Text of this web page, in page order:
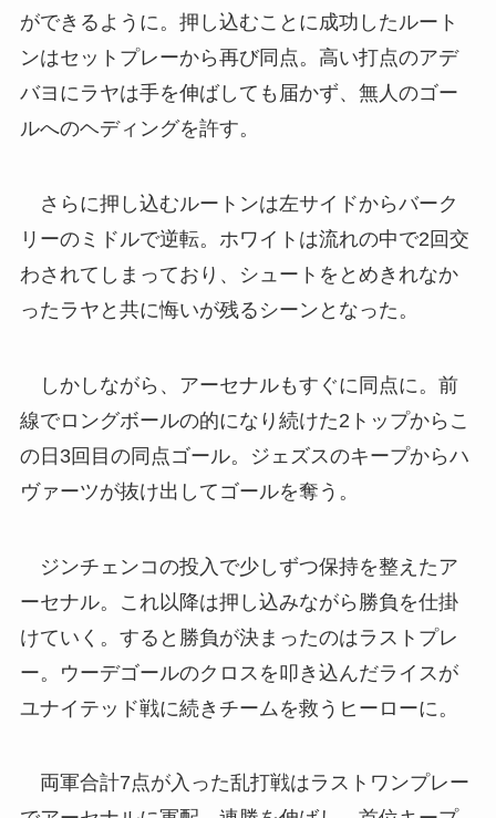
ができるように。押し込むことに成功したルート
ンはセットプレーから再び同点。高い打点のアデ
バヨにラヤは手を伸ばしても届かず、無人のゴー
ルへのヘディングを許す。
さらに押し込むルートンは左サイドからバーク
リーのミドルで逆転。ホワイトは流れの中で2回交
わされてしまっており、シュートをとめきれなか
ったラヤと共に悔いが残るシーンとなった。
しかしながら、アーセナルもすぐに同点に。前
線でロングボールの的になり続けた2トップからこ
の日3回目の同点ゴール。ジェズスのキープからハ
ヴァーツが抜け出してゴールを奪う。
ジンチェンコの投入で少しずつ保持を整えたア
ーセナル。これ以降は押し込みながら勝負を仕掛
けていく。すると勝負が決まったのはラストプレ
ー。ウーデゴールのクロスを叩き込んだライスが
ユナイテッド戦に続きチームを救うヒーローに。
両軍合計7点が入った乱打戦はラストワンプレー